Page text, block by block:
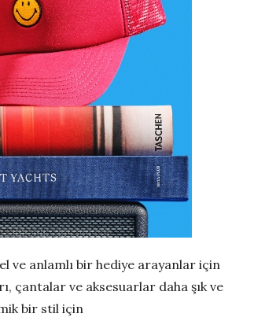
ve anlamlı bir hediye arayanlar için
çantalar ve aksesuarlar daha şık ve
bir stil için